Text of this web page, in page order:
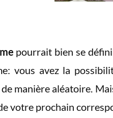
pourrait bien se
vous avez la
manière aléatoire.
votre prochain